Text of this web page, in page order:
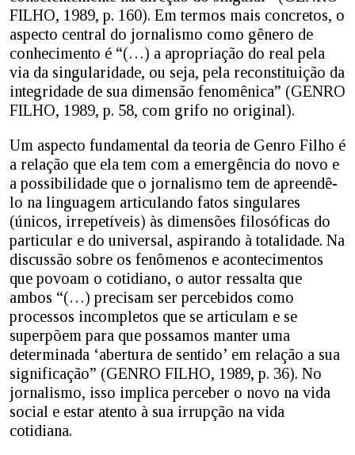
FILHO, 1989, p. 160). Em termos mais concretos, o
aspecto central do jornalismo como gênero de
conhecimento é “(…) a apropriação do real pela
via da singularidade, ou seja, pela reconstituição da
integridade de sua dimensão fenomênica” (GENRO
FILHO, 1989, p. 58, com grifo no original).
Um aspecto fundamental da teoria de Genro Filho é
a relação que ela tem com a emergência do novo e
a possibilidade que o jornalismo tem de apreendê-
lo na linguagem articulando fatos singulares
(únicos, irrepetíveis) às dimensões filosóficas do
particular e do universal, aspirando à totalidade. Na
discussão sobre os fenômenos e acontecimentos
que povoam o cotidiano, o autor ressalta que
ambos “(…) precisam ser percebidos como
processos incompletos que se articulam e se
superpõem para que possamos manter uma
determinada ‘abertura de sentido’ em relação a sua
significação” (GENRO FILHO, 1989, p. 36). No
jornalismo, isso implica perceber o novo na vida
social e estar atento à sua irrupção na vida
cotidiana.